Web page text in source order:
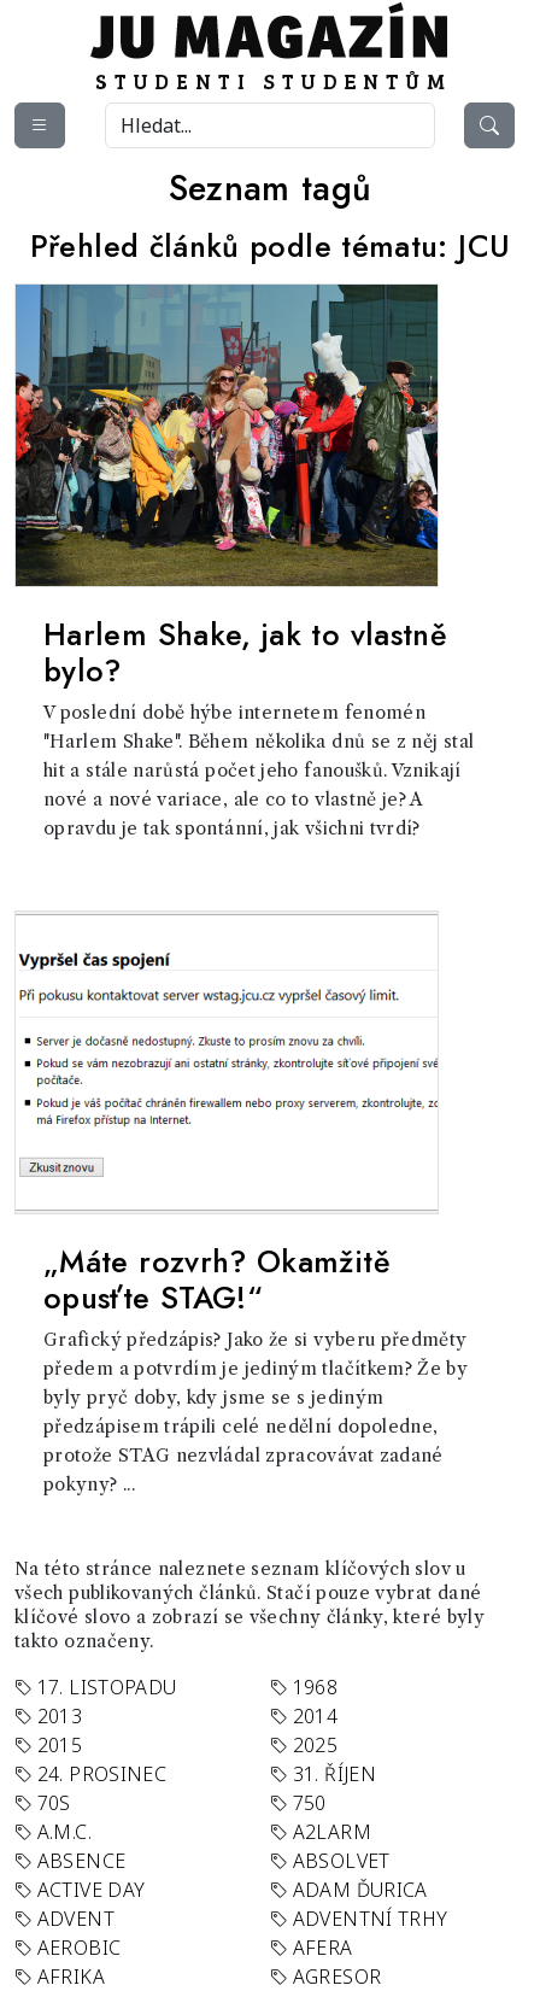
Seznam tagů
Přehled článků podle tématu: JCU
Harlem Shake, jak to vlastně
bylo?
V poslední době hýbe internetem fenomén
"Harlem Shake". Během několika dnů se z něj stal
hit a stále narůstá počet jeho fanoušků. Vznikají
nové a nové variace, ale co to vlastně je? A
opravdu je tak spontánní, jak všichni tvrdí?
„Máte rozvrh? Okamžitě
opusťte STAG!“
Grafický předzápis? Jako že si vyberu předměty
předem a potvrdím je jediným tlačítkem? Že by
byly pryč doby, kdy jsme se s jediným
předzápisem trápili celé nedělní dopoledne,
protože STAG nezvládal zpracovávat zadané
pokyny? ...
Na této stránce naleznete seznam klíčových slov u
všech publikovaných článků. Stačí pouze vybrat dané
klíčové slovo a zobrazí se všechny články, které byly
takto označeny.
17. LISTOPADU
1968
2013
2014
2015
2025
24. PROSINEC
31. ŘÍJEN
70S
750
A.M.C.
A2LARM
ABSENCE
ABSOLVET
ACTIVE DAY
ADAM ĎURICA
ADVENT
ADVENTNÍ TRHY
AEROBIC
AFERA
AFRIKA
AGRESOR